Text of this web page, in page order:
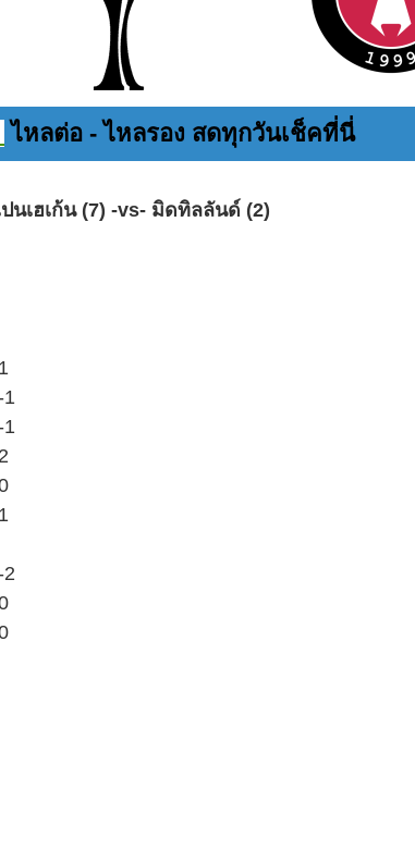
ไหลต่อ - ไหลรอง สดทุกวันเช็คที่นี่
นเฮเก้น (7) -vs- มิดทิลลันด์ (2)
1
1